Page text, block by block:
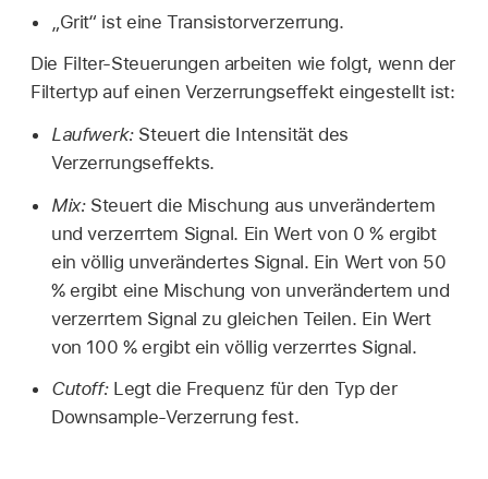
„Grit“ ist eine Transistorverzerrung.
Die Filter-Steuerungen arbeiten wie folgt, wenn der
Filtertyp auf einen Verzerrungseffekt eingestellt ist:
Laufwerk:Steuert die Intensität des
Verzerrungseffekts.
Mix:Steuert die Mischung aus unverändertem
und verzerrtem Signal. Ein Wert von 0 % ergibt
ein völlig unverändertes Signal. Ein Wert von 50
% ergibt eine Mischung von unverändertem und
verzerrtem Signal zu gleichen Teilen. Ein Wert
von 100 % ergibt ein völlig verzerrtes Signal.
Cutoff:Legt die Frequenz für den Typ der
Downsample-Verzerrung fest.